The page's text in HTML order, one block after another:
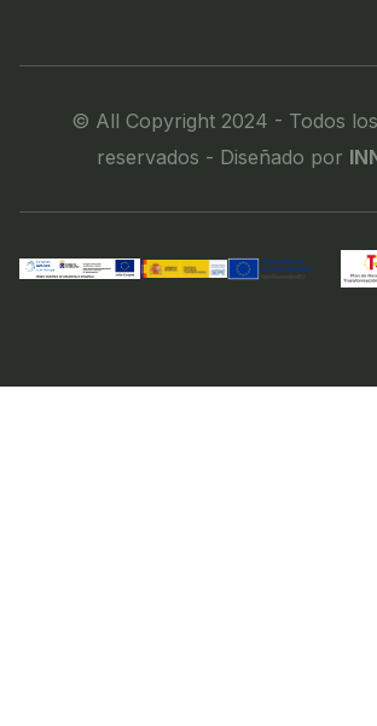
© All Copyright 2024 - Todos
reservados - Diseñado por